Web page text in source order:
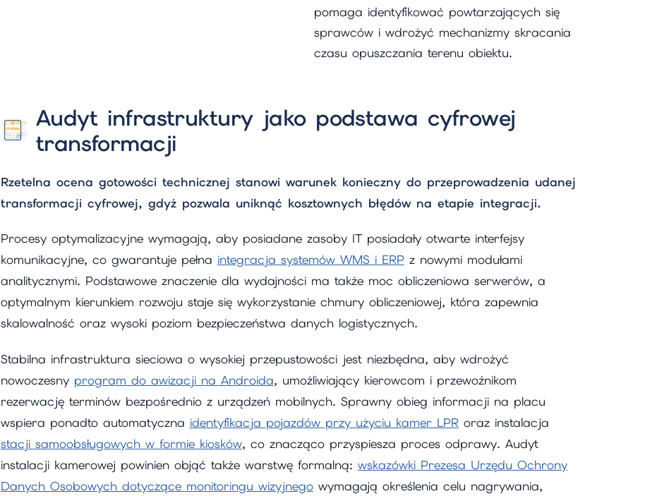
pomaga identyfikować powtarzających się
sprawców i wdrożyć mechanizmy skracania
czasu opuszczania terenu obiektu.
Audyt infrastruktury jako podstawa cyfrowej
transformacji
Rzetelna ocena gotowości technicznej stanowi warunek konieczny do przeprowadzenia udanej
transformacji cyfrowej, gdyż pozwala uniknąć kosztownych błędów na etapie integracji.
Procesy optymalizacyjne wymagają, aby posiadane zasoby IT posiadały otwarte interfejsy
komunikacyjne, co gwarantuje pełna integracja systemów WMS i ERPz nowymi modułami
analitycznymi. Podstawowe znaczenie dla wydajności ma także moc obliczeniowa serwerów, a
optymalnym kierunkiem rozwoju staje się wykorzystanie chmury obliczeniowej, która zapewnia
skalowalność oraz wysoki poziom bezpieczeństwa danych logistycznych.
Stabilna infrastruktura sieciowa o wysokiej przepustowości jest niezbędna, aby wdrożyć
nowoczesny program do awizacji na Androida, umożliwiający kierowcom i przewoźnikom
rezerwację terminów bezpośrednio z urządzeń mobilnych. Sprawny obieg informacji na placu
wspiera ponadto automatyczna identyfikacja pojazdów przy użyciu kamer LPRoraz instalacja
stacji samoobsługowych w formie kiosków, co znacząco przyspiesza proces odprawy. Audyt
instalacji kamerowej powinien objąć także warstwę formalną: wskazówki Prezesa Urzędu Ochrony
Danych Osobowych dotyczące monitoringu wizyjnegowymagają określenia celu nagrywania,